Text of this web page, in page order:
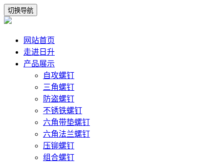
切换导航
网站首页
走进日升
产品展示
自攻螺钉
三角螺钉
防盗螺钉
不锈铁螺钉
六角带垫螺钉
六角法兰螺钉
压铆螺钉
组合螺钉